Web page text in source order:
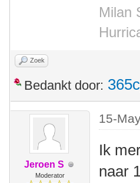
Milan
Zoek
Bedankt door:
Jeroen S
Moderator
15-
Ik
naar